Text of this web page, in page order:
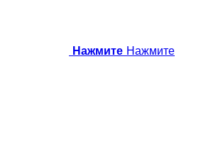
Нажмите Нажмите